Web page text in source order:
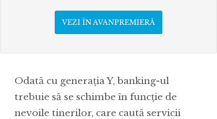
VEZI ÎN AVANPREMIERĂ
Odată cu generația Y, banking-ul
trebuie să se schimbe în funcție de
nevoile tinerilor, care caută servicii